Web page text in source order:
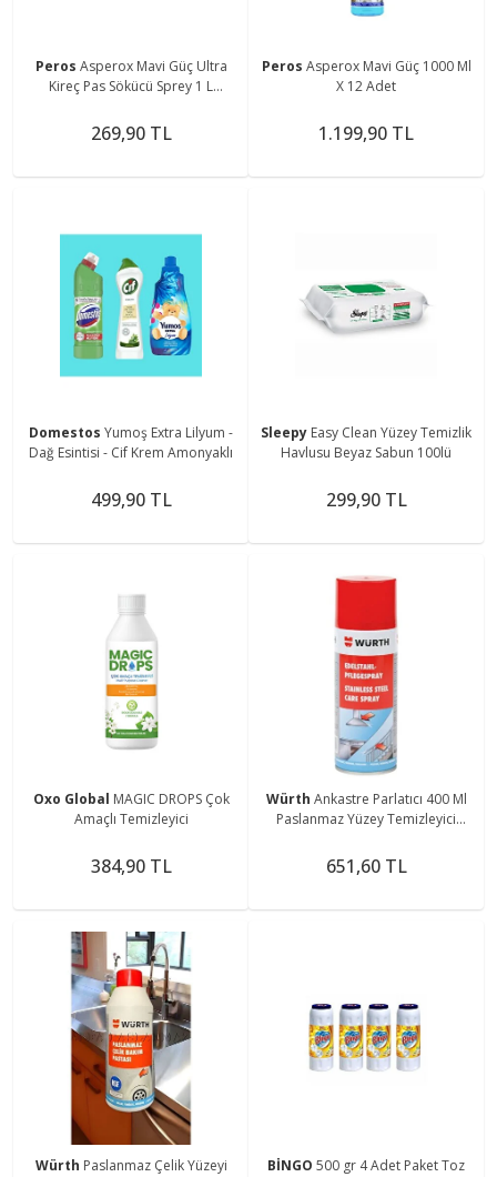
Peros Asperox Mavi Güç Ultra
Kireç Pas Sökücü Sprey 1 L
269,90 TL
Peros Asperox Mavi Güç 1000 Ml
X 12 Adet
1.199,90 TL
Domestos Yumoş Extra Lilyum -
Dağ Esintisi - Cif Krem Amonyaklı
499,90 TL
Sleepy Easy Clean Yüzey Temizlik
Havlusu Beyaz Sabun 100lü
299,90 TL
Oxo Global MAGIC DROPS Çok
Amaçlı Temizleyici
384,90 TL
Würth Ankastre Parlatıcı 400 Ml
Paslanmaz Yüzey Temizleyici
651,60 TL
Würth Paslanmaz Çelik Yüzeyi
BİNGO 500 gr 4 Adet Paket Toz